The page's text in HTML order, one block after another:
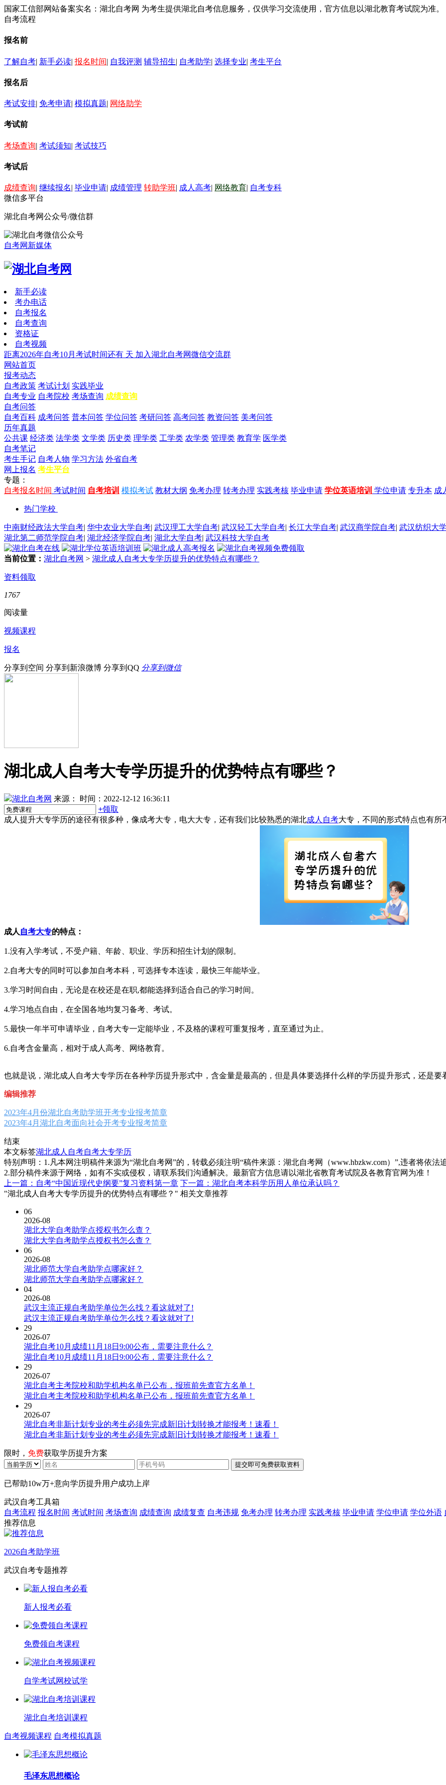
国家工信部网站备案实名：湖北自考网 为考生提供湖北自考信息服务，仅供学习交流使用，官方信息以湖北教育考试院为准。
自考流程
报名前
了解自考| 新手必读| 报名时间| 自我评测 辅导招生| 自考助学| 选择专业| 考生平台
报名后
考试安排| 免考申请| 模拟真题| 网络助学
考试前
考场查询| 考试须知| 考试技巧
考试后
成绩查询| 继续报名| 毕业申请| 成绩管理 转助学班| 成人高考| 网络教育| 自考专科
微信多平台
湖北自考网公众号/微信群
自考网新媒体
新手必读
考办电话
自考报名
自考查询
资格证
自考视频
距离2026年自考10月考试时间还有 天 加入湖北自考网微信交流群
网站首页
报考动态
自考政策 考试计划 实践毕业
自考专业 自考院校 考场查询 成绩查询
自考问答
自考百科 成考问答 普本问答 学位问答 考研问答 高考问答 教资问答 美考问答
历年真题
公共课 经济类 法学类 文学类 历史类 理学类 工学类 农学类 管理类 教育学 医学类
自考笔记
考生手记 自考人物 学习方法 外省自考
网上报名 考生平台
专题：
自考报名时间 考试时间 自考培训 模拟考试 教材大纲 免考办理 转考办理 实践考核 毕业申请 学位英语培训 学位申请 专升本 成
热门学校
中南财经政法大学自考| 华中农业大学自考| 武汉理工大学自考| 武汉轻工大学自考| 长江大学自考| 武汉商学院自考| 武汉纺织大
湖北第二师范学院自考| 湖北经济学院自考| 湖北大学自考| 武汉科技大学自考
当前位置： 湖北自考网 > 湖北成人自考大专学历提升的优势特点有哪些？
资料领取
1767
阅读量
视频课程
报名
分享到空间 分享到新浪微博 分享到QQ 分享到微信
湖北成人自考大专学历提升的优势特点有哪些？
湖北自考网 来源：
时间：2022-12-12 16:36:11
+领取
成人提升大专学历的途径有很多种，像成考大专，电大大专，还有我们比较熟悉的湖北成人自考大专，不同的形式特点也有所
成人 自考大专的特点：
1.没有入学考试，不受户籍、年龄、职业、学历和招生计划的限制。
2.自考大专的同时可以参加自考本科，可选择专本连读，最快三年能毕业。
3.学习时间自由，无论是在校还是在职,都能选择到适合自己的学习时间。
4.学习地点自由，在全国各地均复习备考、考试。
5.最快一年半可申请毕业，自考大专一定能毕业，不及格的课程可重复报考，直至通过为止。
6.自考含金量高，相对于成人高考、网络教育。
也就是说，湖北成人自考大专学历在各种学历提升形式中，含金量是最高的，但是具体要选择什么样的学历提升形式，还是要
编辑推荐
2023年4月份湖北自考助学班开考专业报考简章
2023年4月湖北自考面向社会开考专业报考简章
结束
本文标签湖北成人自考自考大专学历
特别声明：1.凡本网注明稿件来源为“湖北自考网”的，转载必须注明“稿件来源：湖北自考网（www.hbzkw.com）”,违者将依法
2.部分稿件来源于网络，如有不实或侵权，请联系我们沟通解决。最新官方信息请以湖北省教育考试院及各教育官网为准！
上一篇：自考“中国近现代史纲要”复习资料第一章 下一篇：湖北自考本科学历用人单位承认吗？
"湖北成人自考大专学历提升的优势特点有哪些？" 相关文章推荐
06
2026-08
湖北大学自考助学点授权书怎么查？
湖北大学自考助学点授权书怎么查？
06
2026-08
湖北师范大学自考助学点哪家好？
湖北师范大学自考助学点哪家好？
04
2026-08
武汉主流正规自考助学单位怎么找？看这就对了!
武汉主流正规自考助学单位怎么找？看这就对了!
29
2026-07
湖北自考10月成绩11月18日9:00公布，需要注意什么？
湖北自考10月成绩11月18日9:00公布，需要注意什么？
29
2026-07
湖北自考主考院校和助学机构名单已公布，报班前先查官方名单！
湖北自考主考院校和助学机构名单已公布，报班前先查官方名单！
29
2026-07
湖北自考非新计划专业的考生必须先完成新旧计划转换才能报考！速看！
湖北自考非新计划专业的考生必须先完成新旧计划转换才能报考！速看！
限时， 免费获取学历提升方案
已帮助10w万+意向学历提升用户成功上岸
武汉自考工具箱
自考流程 报名时间 考试时间 考场查询 成绩查询 成绩复查 自考违规 免考办理 转考办理 实践考核 毕业申请 学位申请 学位外语
推荐信息
2026自考助学班
武汉自考专题推荐
新人报考必看
免费领自考课程
自学考试网校试学
湖北自考培训课程
自考视频课程 自考模拟真题
毛泽东思想概论